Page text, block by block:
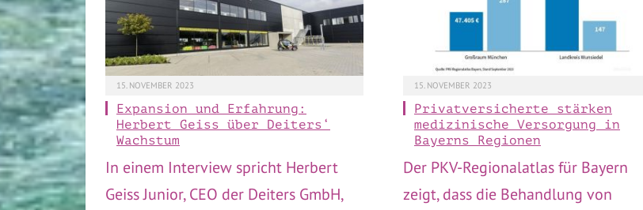
15. NOVEMBER 2023
Expansion und Erfahrung:
Herbert Geiss über Deiters‘
Wachstum
In einem Interview spricht Herbert
Geiss Junior, CEO der Deiters GmbH,
15. NOVEMBER 2023
Privatversicherte stärken
medizinische Versorgung in
Bayerns Regionen
Der PKV-Regionalatlas für Bayern
zeigt, dass die Behandlung von